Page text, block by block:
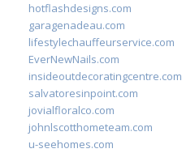
hotflashdesigns.com
garagenadeau.com
lifestylechauffeurservice.com
EverNewNails.com
insideoutdecoratingcentre.com
salvatoresinpoint.com
jovialfloralco.com
johnlscotthometeam.com
u-seehomes.com